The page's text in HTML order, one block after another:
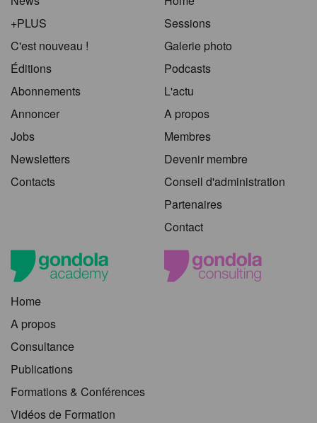
+PLUS
C'est nouveau !
Éditions
Abonnements
Annoncer
Jobs
Newsletters
Contacts
Sessions
Galerie photo
Podcasts
L'actu
A propos
Membres
Devenir membre
Conseil d'administration
Partenaires
Contact
Home
A propos
Consultance
Publications
Formations & Conférences
Vidéos de Formation